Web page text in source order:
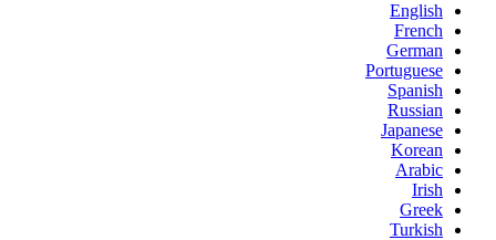
English
French
German
Portuguese
Spanish
Russian
Japanese
Korean
Arabic
Irish
Greek
Turkish